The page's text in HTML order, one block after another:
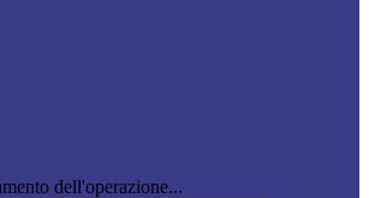
dell'operazione...